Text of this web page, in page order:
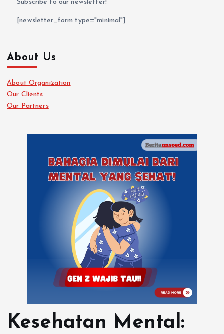
Subscribe to our newsletter!
[newsletter_form type="minimal"]
About Us
About Organization
Our Clients
Our Partners
Kesehatan Mental: